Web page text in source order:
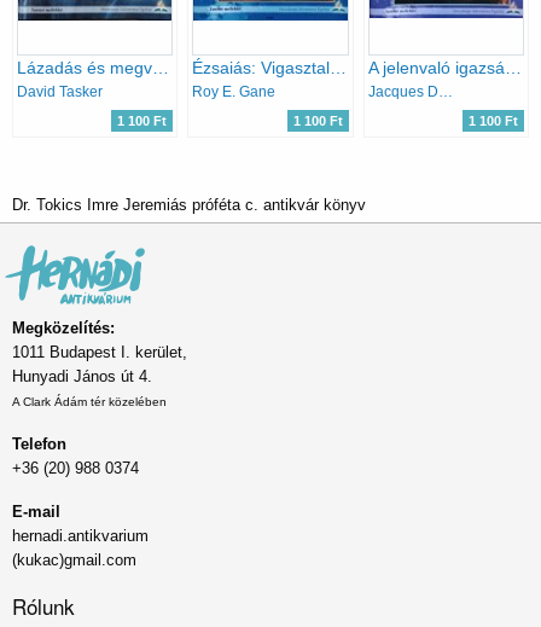
David Tasker
1 100 Ft
Roy E. Gane
1 100 Ft
Jacques Doukhan
1 100 Ft
Dr. Tokics Imre Jeremiás próféta c. antikvár könyv
Megközelítés:
1011 Budapest I. kerület,
Hunyadi János út 4.
A Clark Ádám tér közelében
Telefon
+36 (20) 988 0374
E-mail
hernadi.antikvarium
(kukac)gmail.com
Rólunk